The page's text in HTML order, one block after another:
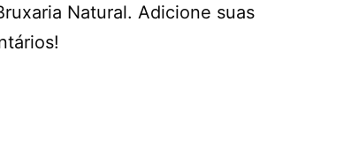
Natural. Adicione suas